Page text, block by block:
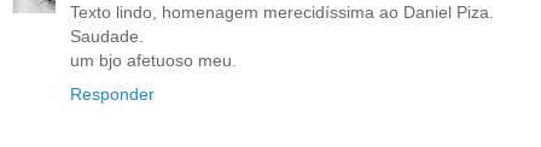
Texto lindo, homenagem merecidíssima ao Daniel Piza.
Saudade.
um bjo afetuoso meu.
Responder